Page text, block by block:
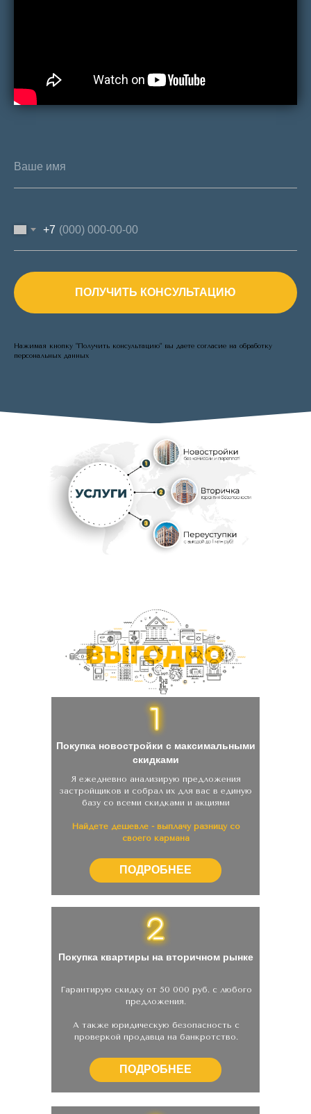
+7
ПОЛУЧИТЬ КОНСУЛЬТАЦИЮ
Нажимая кнопку "Получить консультацию" вы даете согласие на обработку
персональных данных
Я ежедневно анализирую предложения
застройщиков и собрал их для вас в единую
базу со всеми скидками и акциями
Найдете дешевле - выплачу разницу со
своего кармана
Гарантирую скидку от 50 000 руб. с любого
предложения.
А также юридическую безопасность с
проверкой продавца на банкротство.
Покупка новостройки с максимальными
скидками
Покупка квартиры на вторичном рынке
ПОДРОБНЕЕ
ПОДРОБНЕЕ